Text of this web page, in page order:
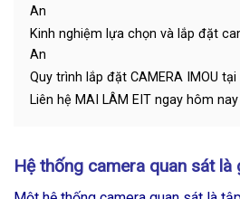
An
Kinh nghiệm lựa chọn và lắp đặt
An
Quy trình lắp đặt CAMERA IMOU
Liên hệ MAI LÂM EIT ngay hôm nay
Hệ thống camera quan sát là